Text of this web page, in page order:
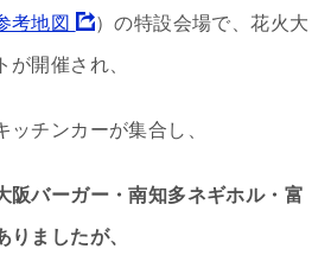
考地図 ）の特設会場で、花火大
開催され、
チンカーが集合し、
阪バーガー・南知多ネギホル・富
ましたが、